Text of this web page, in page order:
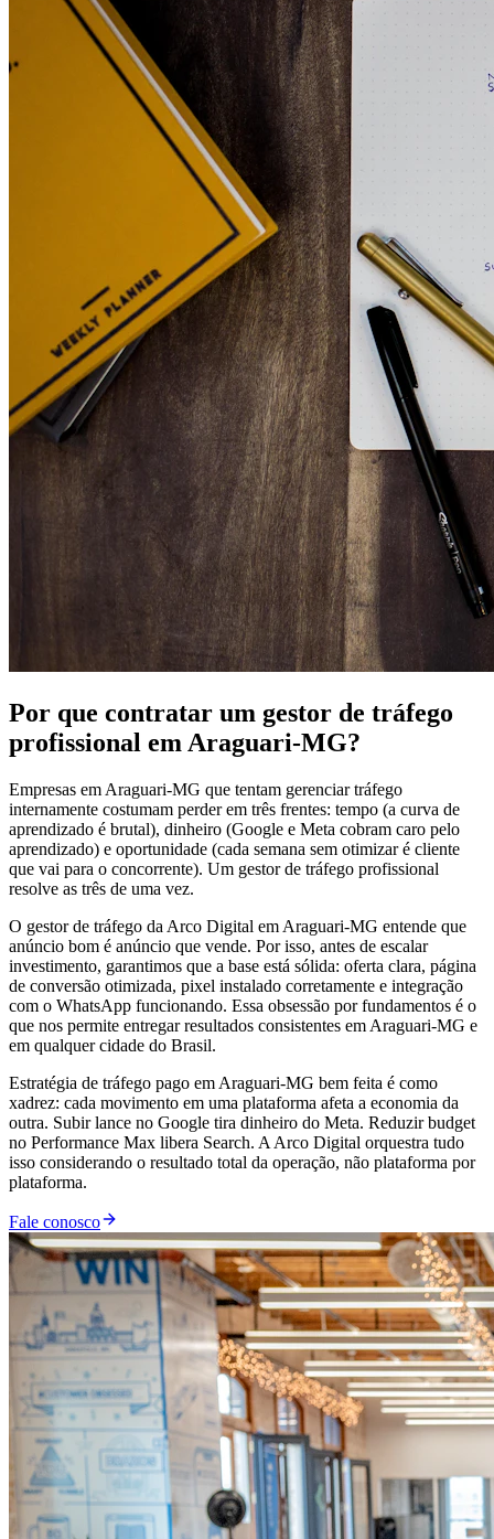
Por que contratar um gestor de tráfego
profissional em Araguari-MG?
Empresas em Araguari-MG que tentam gerenciar tráfego
internamente costumam perder em três frentes: tempo (a curva de
aprendizado é brutal), dinheiro (Google e Meta cobram caro pelo
aprendizado) e oportunidade (cada semana sem otimizar é cliente
que vai para o concorrente). Um gestor de tráfego profissional
resolve as três de uma vez.
O gestor de tráfego da Arco Digital em Araguari-MG entende que
anúncio bom é anúncio que vende. Por isso, antes de escalar
investimento, garantimos que a base está sólida: oferta clara, página
de conversão otimizada, pixel instalado corretamente e integração
com o WhatsApp funcionando. Essa obsessão por fundamentos é o
que nos permite entregar resultados consistentes em Araguari-MG e
em qualquer cidade do Brasil.
Estratégia de tráfego pago em Araguari-MG bem feita é como
xadrez: cada movimento em uma plataforma afeta a economia da
outra. Subir lance no Google tira dinheiro do Meta. Reduzir budget
no Performance Max libera Search. A Arco Digital orquestra tudo
isso considerando o resultado total da operação, não plataforma por
plataforma.
Fale conosco